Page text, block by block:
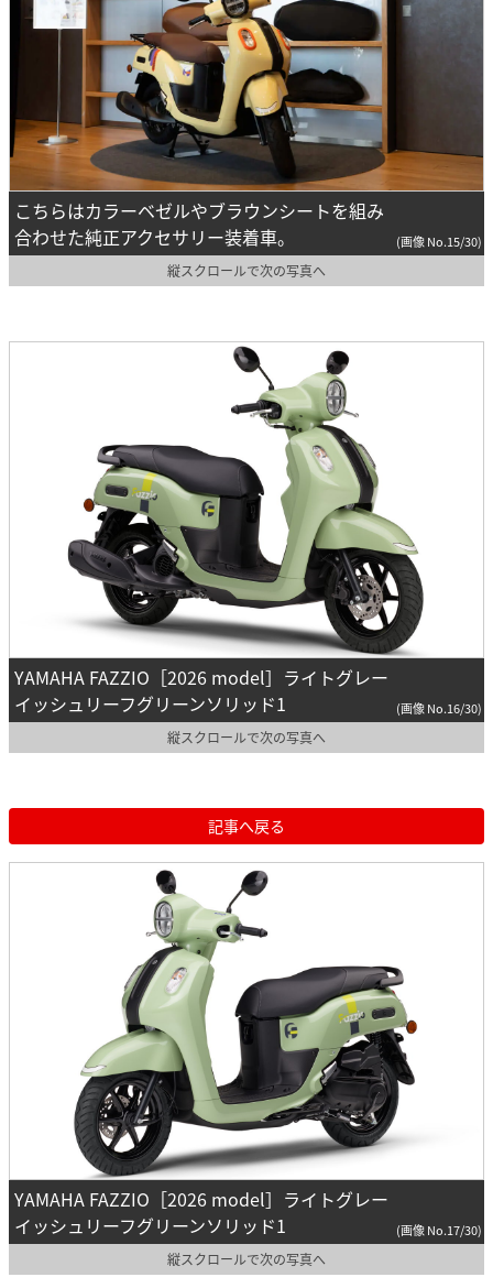
こちらはカラーベゼルやブラウンシートを組み
合わせた純正アクセサリー装着車。
(画像 No.15/30)
縦スクロールで次の写真へ
YAMAHA FAZZIO［2026 model］ライトグレー
イッシュリーフグリーンソリッド1
(画像 No.16/30)
縦スクロールで次の写真へ
記事へ戻る
YAMAHA FAZZIO［2026 model］ライトグレー
イッシュリーフグリーンソリッド1
(画像 No.17/30)
縦スクロールで次の写真へ